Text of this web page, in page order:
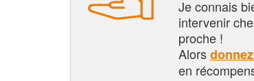
Je connais
intervenir
proche !
Alors
en